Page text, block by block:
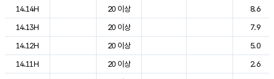
14.14H
20 이상
8.6
14.13H
20 이상
7.9
14.12H
20 이상
5.0
14.11H
20 이상
2.6